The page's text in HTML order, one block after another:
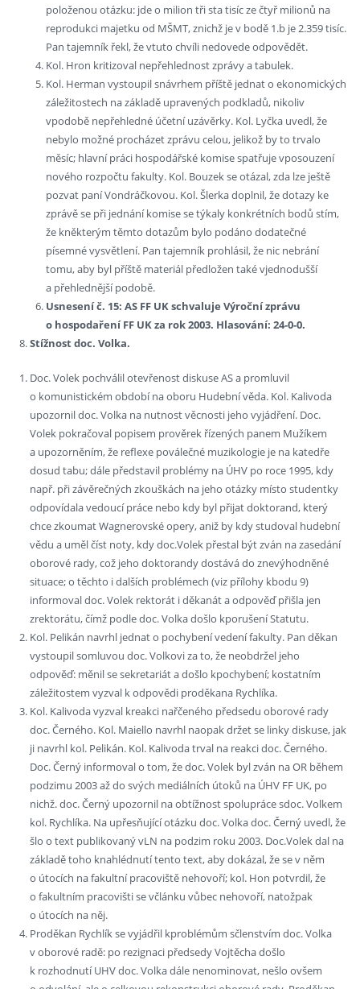
položenou otázku: jde o milion tři sta tisíc ze čtyř milionů na
reprodukci majetku od MŠMT, znichž je v bodě 1.b je 2.359 tisíc.
Pan tajemník řekl, že vtuto chvíli nedovede odpovědět.
Kol. Hron kritizoval nepřehlednost zprávy a tabulek.
Kol. Herman vystoupil snávrhem příště jednat o ekonomických
záležitostech na základě upravených podkladů, nikoliv
vpodobě nepřehledné účetní uzávěrky. Kol. Lyčka uvedl, že
nebylo možné procházet zprávu celou, jelikož by to trvalo
měsíc; hlavní práci hospodářské komise spatřuje vposouzení
nového rozpočtu fakulty. Kol. Bouzek se otázal, zda lze ještě
pozvat paní Vondráčkovou. Kol. Šlerka doplnil, že dotazy ke
zprávě se při jednání komise se týkaly konkrétních bodů stím,
že kněkterým těmto dotazům bylo podáno dodatečné
písemné vysvětlení. Pan tajemník prohlásil, že nic nebrání
tomu, aby byl příště materiál předložen také vjednodušší
a přehlednější podobě.
Usnesení č. 15: AS FF UK schvaluje Výroční zprávu
o hospodaření FF UK za rok 2003. Hlasování: 24-0-0.
Stížnost doc. Volka.
Doc. Volek pochválil otevřenost diskuse AS a promluvil
o komunistickém období na oboru Hudební věda. Kol. Kalivoda
upozornil doc. Volka na nutnost věcnosti jeho vyjádření. Doc.
Volek pokračoval popisem prověrek řízených panem Mužíkem
a upozorněním, že reflexe poválečné muzikologie je na katedře
dosud tabu; dále představil problémy na ÚHV po roce 1995, kdy
např. při závěrečných zkouškách na jeho otázky místo studentky
odpovídala vedoucí práce nebo kdy byl přijat doktorand, který
chce zkoumat Wagnerovské opery, aniž by kdy studoval hudební
vědu a uměl číst noty, kdy doc.Volek přestal být zván na zasedání
oborové rady, což jeho doktorandy dostává do znevýhodněné
situace; o těchto i dalších problémech (viz přílohy kbodu 9)
informoval doc. Volek rektorát i děkanát a odpověď přišla jen
zrektorátu, čímž podle doc. Volka došlo kporušení Statutu.
Kol. Pelikán navrhl jednat o pochybení vedení fakulty. Pan děkan
vystoupil somluvou doc. Volkovi za to, že neobdržel jeho
odpověď: měnil se sekretariát a došlo kpochybení; kostatním
záležitostem vyzval k odpovědi proděkana Rychlíka.
Kol. Kalivoda vyzval kreakci nařčeného předsedu oborové rady
doc. Černého. Kol. Maiello navrhl naopak držet se linky diskuse, jak
ji navrhl kol. Pelikán. Kol. Kalivoda trval na reakci doc. Černého.
Doc. Černý informoval o tom, že doc. Volek byl zván na OR během
podzimu 2003 až do svých mediálních útoků na ÚHV FF UK, po
nichž. doc. Černý upozornil na obtížnost spolupráce sdoc. Volkem
kol. Rychlíka. Na upřesňující otázku doc. Volka doc. Černý uvedl, že
šlo o text publikovaný vLN na podzim roku 2003. Doc.Volek dal na
základě toho knahlédnutí tento text, aby dokázal, že se v něm
o útocích na fakultní pracoviště nehovoří; kol. Hon potvrdil, že
o fakultním pracovišti se včlánku vůbec nehovoří, natožpak
o útocích na něj.
Proděkan Rychlík se vyjádřil kproblémům sčlenstvím doc. Volka
v oborové radě: po rezignaci předsedy Vojtěcha došlo
k rozhodnutí UHV doc. Volka dále nenominovat, nešlo ovšem